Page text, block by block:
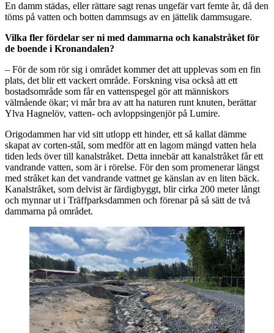
En damm städas, eller rättare sagt renas ungefär vart femte år, då den
töms på vatten och botten dammsugs av en jättelik dammsugare.
Vilka fler fördelar ser ni med dammarna och kanalstråket för
de boende i Kronandalen?
– För de som rör sig i området kommer det att upplevas som en fin
plats, det blir ett vackert område. Forskning visa också att ett
bostadsområde som får en vattenspegel gör att människors
välmående ökar; vi mår bra av att ha naturen runt knuten, berättar
Ylva Hagnelöv, vatten- och avloppsingenjör på Lumire.
Origodammen har vid sitt utlopp ett hinder, ett så kallat dämme
skapat av corten-stål, som medför att en lagom mängd vatten hela
tiden leds över till kanalstråket. Detta innebär att kanalstråket får ett
vandrande vatten, som är i rörelse. För den som promenerar längst
med stråket kan det vandrande vattnet ge känslan av en liten bäck.
Kanalstråket, som delvist är färdigbyggt, blir cirka 200 meter långt
och mynnar ut i Träffparksdammen och förenar på så sätt de två
dammarna på området.